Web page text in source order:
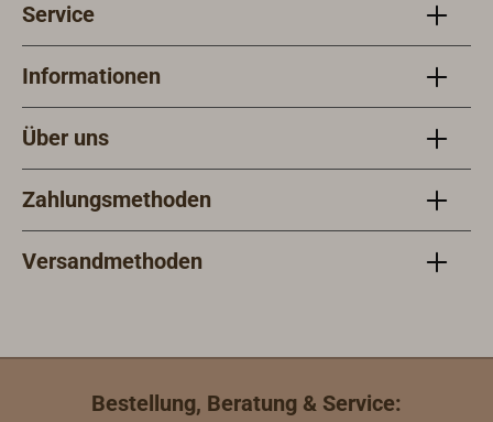
Service
Informationen
Über uns
Zahlungsmethoden
Versandmethoden
Bestellung, Beratung & Service: